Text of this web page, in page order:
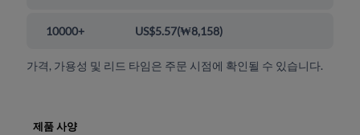
10000+ US$5.57(₩8,158)
가격, 가용성 및 리드 타임은 주문 시점에 확인될 수 있습니다.
제품 사양